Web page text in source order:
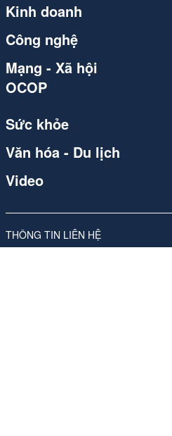
THÔNG TIN LIÊN HỆ
Kinh doanh
Công nghệ
Mạng - Xã hội
OCOP
Sức khỏe
Văn hóa - Du lịch
Video